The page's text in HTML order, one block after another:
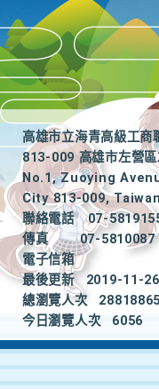
高雄市立海青高級工商
813-009 高雄市左營
No.1, Zuoying
City 813-009,
聯絡電話
07-
傳真
07-5810087
電子信箱
最後更新
2019-11-26
總瀏覽人次
28818865
今日瀏覽人次
6056